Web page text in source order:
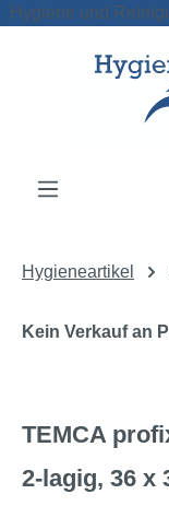
Zum Hauptinhalt
Hygiene und
Hygieneartikel
Kein Verkauf an
TEMCA
2-lagig, 36 x